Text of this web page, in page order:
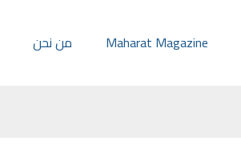
Maharat Magazine من نحن